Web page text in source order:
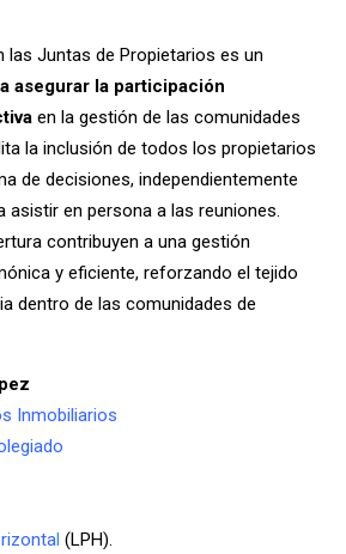
las Juntas de Propietarios es un
asegurar la participación
en la gestión de las comunidades
la inclusión de todos los propietarios
de decisiones, independientemente
asistir en persona a las reuniones.
contribuyen a una gestión
y eficiente, reforzando el tejido
dentro de las comunidades de
Inmobiliarios
l (LPH).